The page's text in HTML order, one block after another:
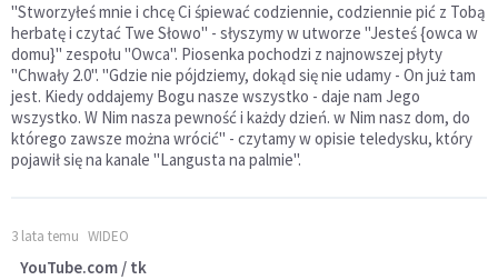
"Stworzyłeś mnie i chcę Ci śpiewać codziennie, codziennie pić z Tobą
herbatę i czytać Twe Słowo" - słyszymy w utworze "Jesteś {owca w
domu}" zespołu "Owca". Piosenka pochodzi z najnowszej płyty
"Chwały 2.0". "Gdzie nie pójdziemy, dokąd się nie udamy - On już tam
jest. Kiedy oddajemy Bogu nasze wszystko - daje nam Jego
wszystko. W Nim nasza pewność i każdy dzień. w Nim nasz dom, do
którego zawsze można wrócić" - czytamy w opisie teledysku, który
pojawił się na kanale "Langusta na palmie".
3 lata temu WIDEO
YouTube.com / tk